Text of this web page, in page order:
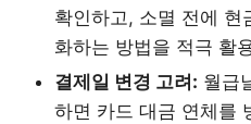
확인하고, 소멸 전에 현
화하는 방법을 적극 활
결제일 변경 고려: 월급
하면 카드 대금 연체를